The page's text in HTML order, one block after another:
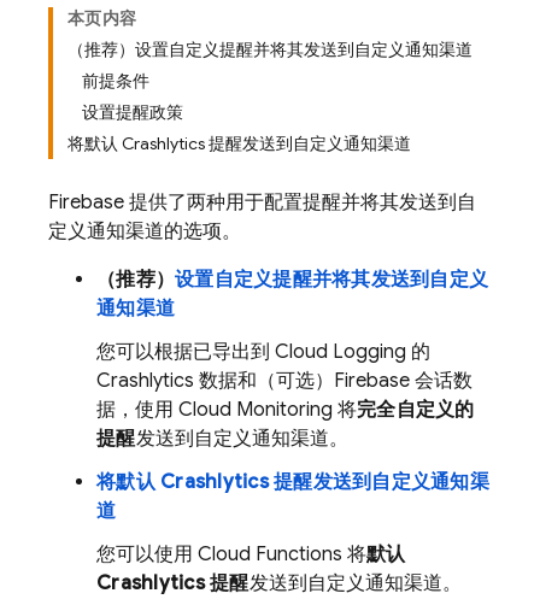
本页内容
（推荐）设置自定义提醒并将其发送到自定义通知渠道
前提条件
设置提醒政策
将默认 Crashlytics 提醒发送到自定义通知渠道
Firebase 提供了两种用于配置提醒并将其发送到自
定义通知渠道的选项。
（推荐） 设置自定义提醒并将其发送到自定义
通知渠道
您可以根据已导出到 Cloud Logging 的
Crashlytics 数据和（可选）Firebase 会话数
据，使用 Cloud Monitoring 将完全自定义的
提醒发送到自定义通知渠道。
将默认 Crashlytics提醒发送到自定义通知渠
道
您可以使用 Cloud Functions 将默认
Crashlytics提醒发送到自定义通知渠道。